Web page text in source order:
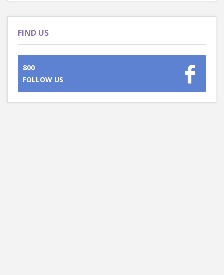
FIND US
800
FOLLOW US